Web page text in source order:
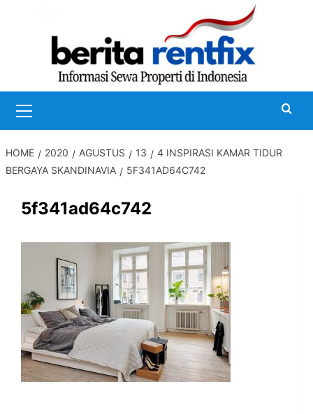
Menu
HOME 2020 AGUSTUS 13
4 INSPIRASI KAMAR TIDUR
BERGAYA SKANDINAVIA
5F341AD64C742
5f341ad64c742